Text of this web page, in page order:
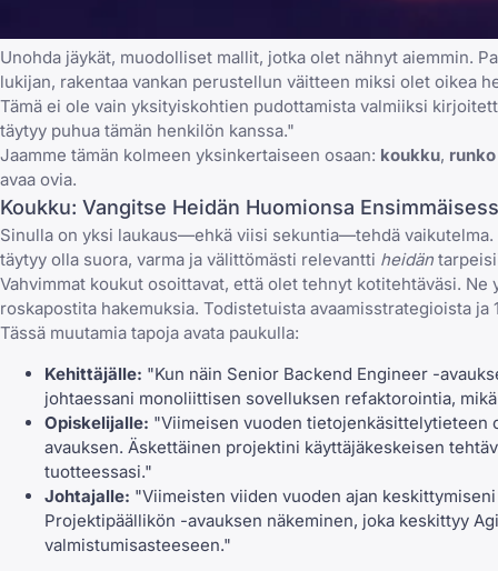
Unohda jäykät, muodolliset mallit, jotka olet nähnyt aiemmin.
lukijan, rakentaa vankan perustellun väitteen miksi olet oikea
Tämä ei ole vain yksityiskohtien pudottamista valmiiksi
täytyy puhua tämän henkilön kanssa."
Jaamme tämän kolmeen yksinkertaiseen osaan: koukku, runko
avaa ovia.
Koukku: Vangitse Heidän Huomionsa
Sinulla on yksi laukaus—ehkä viisi sekuntia—tehdä
täytyy olla suora, varma ja välittömästi relevantti heidän
Vahvimmat koukut osoittavat, että olet tehnyt kotitehtäväsi.
roskapostita hakemuksia. Todistetuista avaamisstrategioista
Tässä muutamia tapoja avata paukulla:
Kehittäjälle: "Kun näin Senior Backend Engineer -
johtaessani monoliittisen sovelluksen refaktorointia,
Opiskelijalle: "Viimeisen vuoden tietojenkäsittelytieteen
avauksen. Äskettäinen projektini käyttäjäkeskeisen
tuotteessasi."
Johtajalle: "Viimeisten viiden vuoden ajan
Projektipäällikön -avauksen näkeminen, joka keskittyy
valmistumisasteeseen."